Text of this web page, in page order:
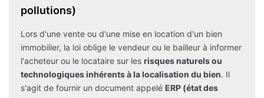
pollutions)
Lors d'une vente ou d'une mise en location d'un bien
immobilier, la loi oblige le vendeur ou le bailleur à informer
l'acheteur ou le locataire sur les risques naturels ou
technologiques inhérents à la localisation du bien. Il
s'agit de fournir un document appelé ERP (état des